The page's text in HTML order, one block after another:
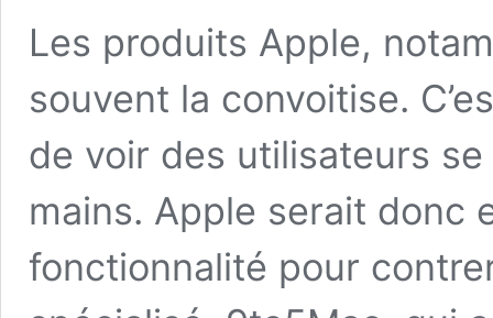
Les produits Apple,
souvent la convoitise.
de voir des utilisateurs
mains. Apple serait donc
fonctionnalité pour